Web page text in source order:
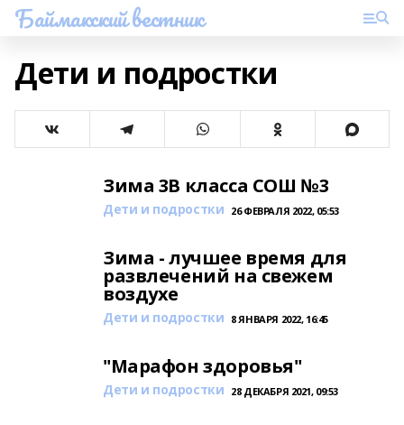
Баймакский вестник
Дети и подростки
Зима 3В класса СОШ №3
Дети и подростки 26 ФЕВРАЛЯ 2022, 05:53
Зима - лучшее время для
развлечений на свежем
воздухе
Дети и подростки 8 ЯНВАРЯ 2022, 16:45
"Марафон здоровья"
Дети и подростки 28 ДЕКАБРЯ 2021, 09:53